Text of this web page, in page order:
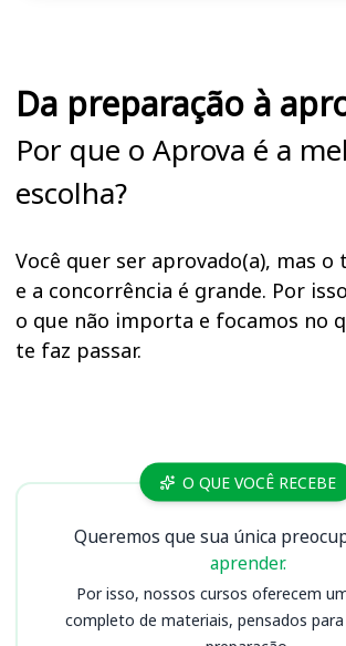
Da preparação à
Por que o Aprova é a
escolha?
Você quer ser aprovado(a), mas
e a concorrência é grande. Por
o que não importa e focamos no
te faz passar.
Cursos IF Sertão PE
O QUE VOCÊ RECEBE
Queremos que sua única
aprender.
Por isso, nossos cursos oferecem
completo de materiais, pensados